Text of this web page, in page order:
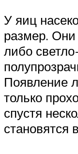
У яиц
размер. Они
либо
Появление
только
спустя
становятся